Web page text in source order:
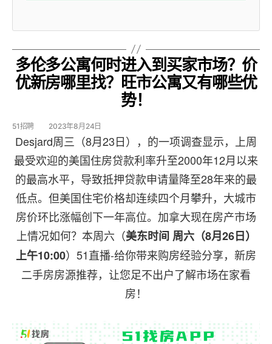
多伦多公寓何时进入到买家市场？价
优新房哪里找？旺市公寓又有哪些优
势！
51招聘 2023年8月24日
Desjard周三（8月23日），的一项调查显示，上周
最受欢迎的美国住房贷款利率升至2000年12月以来
的最高水平，导致抵押贷款申请量降至28年来的最
低点。但美国住宅价格却连续四个月攀升，大城市
房价环比涨幅创下一年高位。加拿大现在房产市场
上情况如何？本周六（美东时间 周六（8月26日）
上午10:00）51直播-给你带来购房经验分享，新房
二手房房源推荐，让您足不出户了解市场在家看
房！